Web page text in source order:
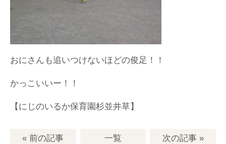
おにさんも追いつけないほどの俊足！！
かっこいいー！！
【にじのいるか保育園杉並井草】
« 前の記事 一覧 次の記事»